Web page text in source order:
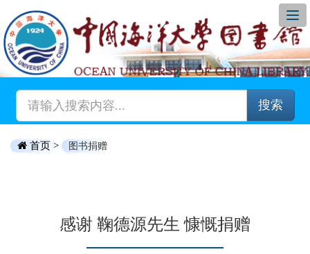
搜索
首页 > 图书捐赠
感谢 鞠德源先生 慷慨捐赠